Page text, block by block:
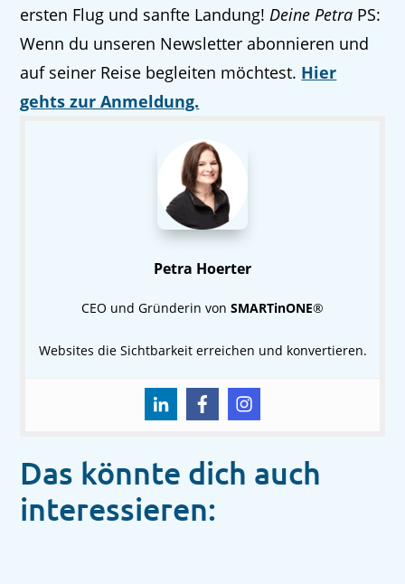
ersten Flug und sanfte Landung!Deine Petra PS:
Wenn du unseren Newsletter abonnieren und
auf seiner Reise begleiten möchtest. Hier
gehts zur Anmeldung.
Petra Hoerter
CEO und Gründerin von SMARTinONE®
Websites die Sichtbarkeit erreichen und konvertieren.
Das könnte dich auch
interessieren: